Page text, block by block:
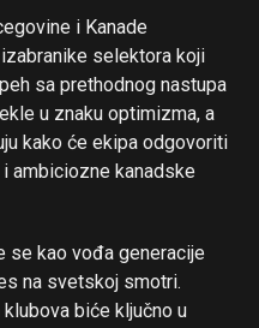
i Kanade
selektora koji
sa prethodnog nastupa
u znaku optimizma, a
kako će ekipa odgovoriti
ambiciozne kanadske
se kao vođa generacije
na svetskoj smotri.
biće ključno u